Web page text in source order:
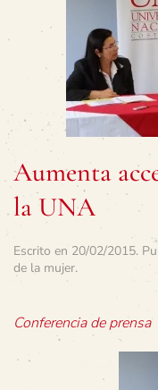
Aumenta
la UNA
Escrito en 20/02/2015.
de la mujer.
Conferencia de prensa